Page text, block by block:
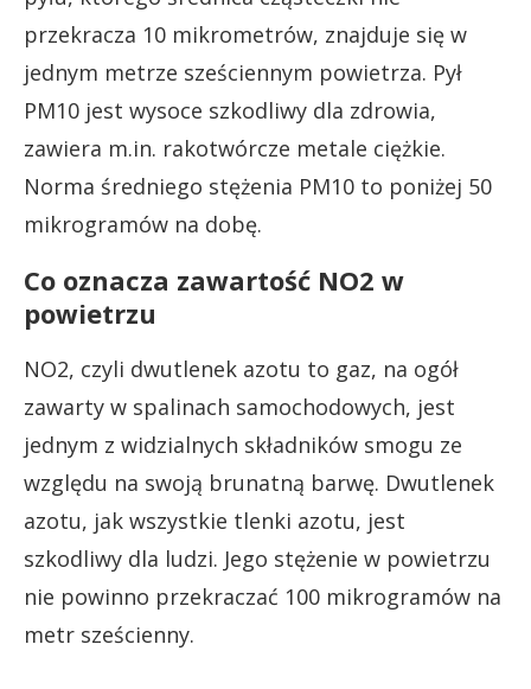
przekracza 10 mikrometrów, znajduje się w
jednym metrze sześciennym powietrza. Pył
PM10 jest wysoce szkodliwy dla zdrowia,
zawiera m.in. rakotwórcze metale ciężkie.
Norma średniego stężenia PM10 to poniżej 50
mikrogramów na dobę.
Co oznacza zawartość NO2 w
powietrzu
NO2, czyli dwutlenek azotu to gaz, na ogół
zawarty w spalinach samochodowych, jest
jednym z widzialnych składników smogu ze
względu na swoją brunatną barwę. Dwutlenek
azotu, jak wszystkie tlenki azotu, jest
szkodliwy dla ludzi. Jego stężenie w powietrzu
nie powinno przekraczać 100 mikrogramów na
metr sześcienny.